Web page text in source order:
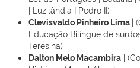
| Luzilândia I Pedro II)
Clevisvaldo Pinheiro Lima |
Educação Bilíngue de
Teresina)
Dalton Melo Macambira |